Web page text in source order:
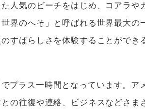
人気のビーチをはじめ、コアラや
界のへそ」と呼ばれる世界最大の
すばらしさを体験することができ
プラス一時間となっています。ア
の往復や連絡、ビジネスなどさま